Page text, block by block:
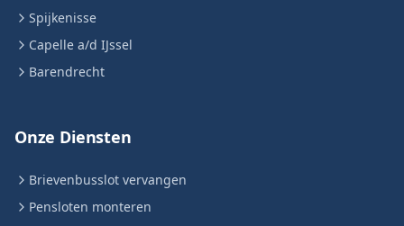
Spijkenisse
Capelle a/d IJssel
Barendrecht
Onze Diensten
Brievenbusslot vervangen
Pensloten monteren